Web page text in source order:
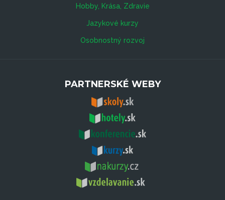
Hobby, Krása, Zdravie
Jazykové kurzy
Osobnostný rozvoj
PARTNERSKÉ WEBY